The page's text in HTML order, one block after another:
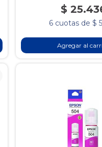
$
6 cuotas de $
Agregar al